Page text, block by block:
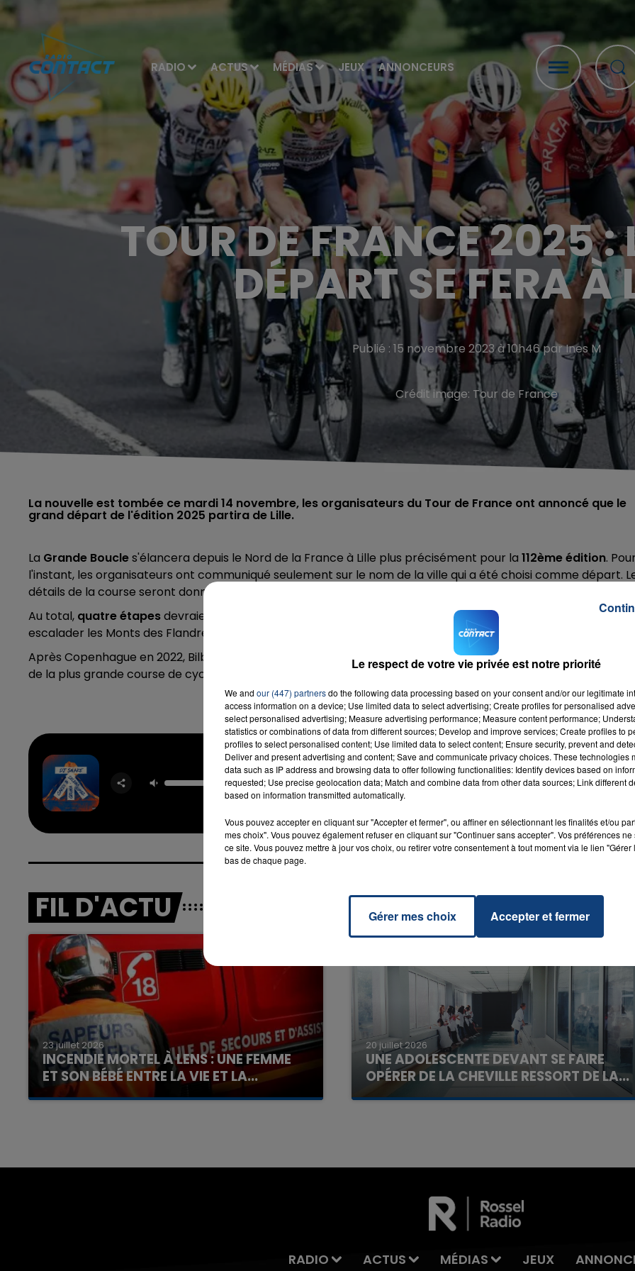
RADIO ACTUS MÉDIAS JEUX ANNONCEURS
TOUR DE FRANCE 2025 :
DÉPART SE FERA À
Publié : 15 novembre 2023 à 10h46 par Ines M
Crédit image: Tour de France
La nouvelle est tombée ce mardi 14 novembre, les organisateurs du Tour de France ont annoncé que le
grand départ de l'édition 2025 partira de Lille.
La Grande Boucles'élancera depuis le Nord de la France à Lille plus précisément pour la 112ème édition. Pour
l'instant, les organisateurs ont communiqué seulement sur le nom de la ville qui a été choisi comme départ.
détails de la course seront donnés le jeudi 30 novembre.
Au total, quatre étapesdevraient être prévues dans la région Hauts-de-France. Les
devraient
escalader les Monts des Flandres et se diriger vers le Pas-de-Calais.
Après Copenhague en 2022, Bilbao en 2023 et Florence en 2023, c'est le retour d'une ville française au départ
de la plus grande course de cyclisme.
Taki Taki
DJ SNAKE
FEAT. SELENA
GOMEZ &
OZUNA &
RADIO CONTACT
FIL D'ACTU
23 juillet 2026
INCENDIE MORTEL À LENS : UNE FEMME
ET SON BÉBÉ ENTRE LA VIE ET LA...
Un homme s'est immolé par le feu après avoir
20 juillet 2026
UNE ADOLESCENTE DEVANT SE FAIRE
OPÉRER DE LA CHEVILLE RESSORT DE LA...
La famille a porté plainte contre la clinique qui a
7h00 - 11h00
RADIO ACTUS MÉDIAS JEUX
Le respect de votre vie privée est notre priorité
We and our (447) partnersdo the following data processing based on your consent and/or our legitimate
access information on a device; Use limited data to select advertising; Create profiles for personalised
select personalised advertising; Measure advertising performance; Measure content performance;
statistics or combinations of data from different sources; Develop and improve services; Create profiles to
profiles to select personalised content; Use limited data to select content; Ensure security, prevent and
Deliver and present advertising and content; Save and communicate privacy choices. These technologies
data such as IP address and browsing data to offer following functionalities: Identify devices based on
requested; Use precise geolocation data; Match and combine data from other data sources; Link different
based on information transmitted automatically.
Vous pouvez accepter en cliquant sur "Accepter et fermer", ou affiner en sélectionnant les finalités et/ou
mes choix". Vous pouvez également refuser en cliquant sur "Continuer sans accepter". Vos préférences
ce site. Vous pouvez mettre à jour vos choix, ou retirer votre consentement à tout moment via le lien
bas de chaque page.
Gérer mes choix Accepter et fermer